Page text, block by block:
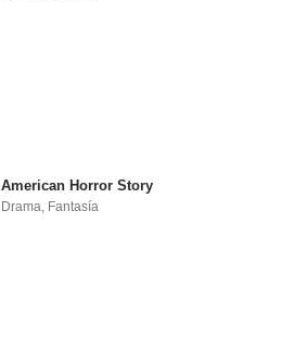
American Horror Story
Drama, Fantasía